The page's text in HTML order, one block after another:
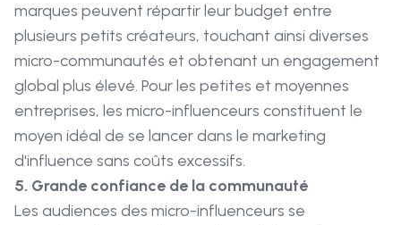
marques peuvent répartir leur budget entre
plusieurs petits créateurs, touchant ainsi diverses
micro-communautés et obtenant un engagement
global plus élevé. Pour les petites et moyennes
entreprises, les micro-influenceurs constituent le
moyen idéal de se lancer dans le marketing
d'influence sans coûts excessifs.
5. Grande confiance de la communauté
Les audiences des micro-influenceurs se